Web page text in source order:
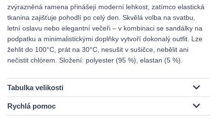
zvýrazněná ramena přinášejí moderní lehkost, zatímco elastická
tkanina zajišťuje pohodlí po celý den. Skvělá volba na svatbu,
letní oslavu nebo elegantní večeři – v kombinaci se sandálky na
podpatku a minimalistickými doplňky vytvoří dokonalý outfit. Lze
žehlit do 100°C, prát na 30°C, nesušit v sušičce, nebělit ani
nečistit chlórem. Složení: polyester (95 %), elastan (5 %).
Tabulka velikosti
Rychlá pomoc